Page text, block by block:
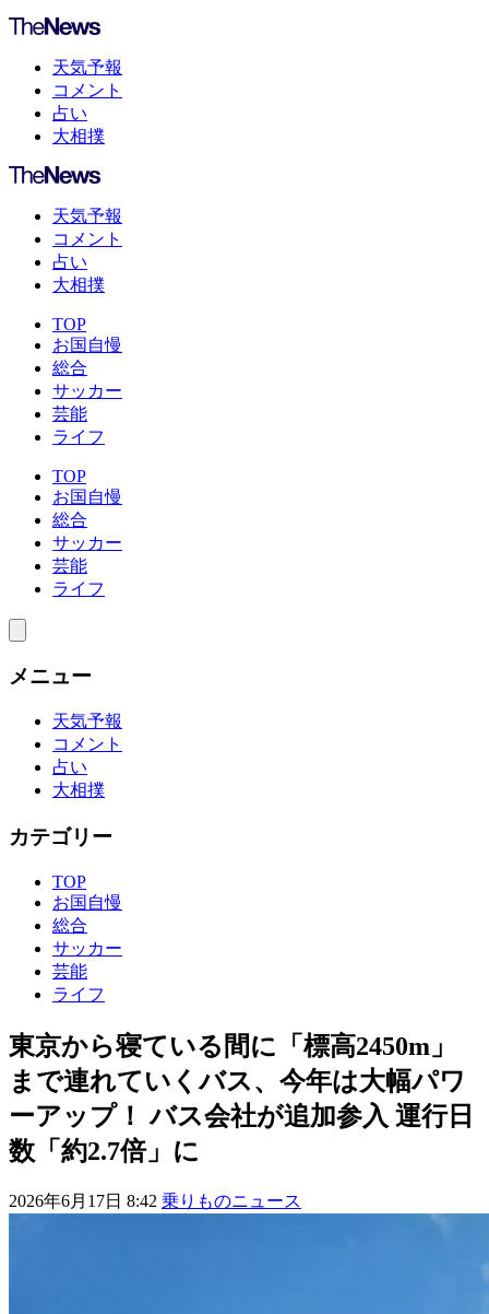
天気予報
コメント
占い
大相撲
天気予報
コメント
占い
大相撲
TOP
お国自慢
総合
サッカー
芸能
ライフ
TOP
お国自慢
総合
サッカー
芸能
ライフ
メニュー
天気予報
コメント
占い
大相撲
カテゴリー
TOP
お国自慢
総合
サッカー
芸能
ライフ
東京から寝ている間に「標高2450m」
まで連れていくバス、今年は大幅パワ
ーアップ！ バス会社が追加参入 運行日
数「約2.7倍」に
2026年6月17日 8:42 乗りものニュース